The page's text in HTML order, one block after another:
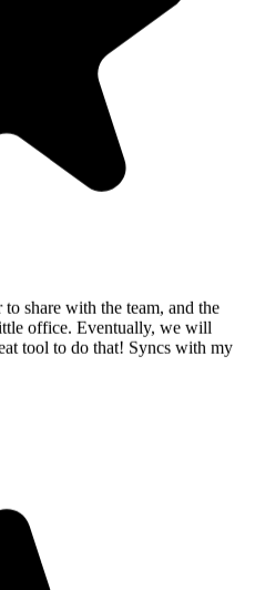
office. Eventually, we will
tool to do that! Syncs with my